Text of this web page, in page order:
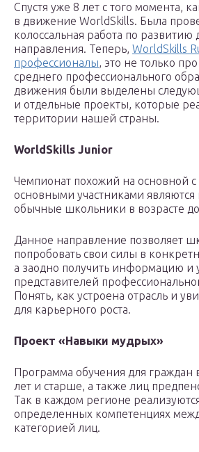
Спустя уже 8 лет с того момента,
в движение WorldSkills. Была
колоссальная работа по развитию
направления. Теперь, WorldSkills
профессионалы, это не только
среднего профессионального
движения были выделены
и отдельные проекты, которые
территории нашей страны.
WorldSkills Junior
Чемпионат похожий на основной с
основными участниками являются
обычные школьники в возрасте
Данное направление позволяет
попробовать свои силы в
а заодно получить информацию и
представителей
Понять, как устроена отрасль и
для карьерного роста.
Проект «Навыки мудрых»
Программа обучения для граждан
лет и старше, а также лиц
Так в каждом регионе
определенных компетенциях
категорией лиц.